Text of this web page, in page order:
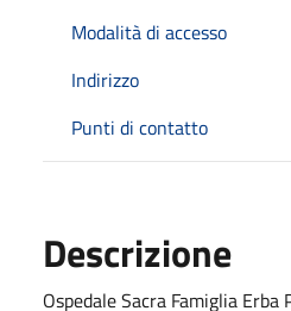
Modalità di accesso
Indirizzo
Punti di contatto
Descrizione
Ospedale Sacra Famiglia Erba